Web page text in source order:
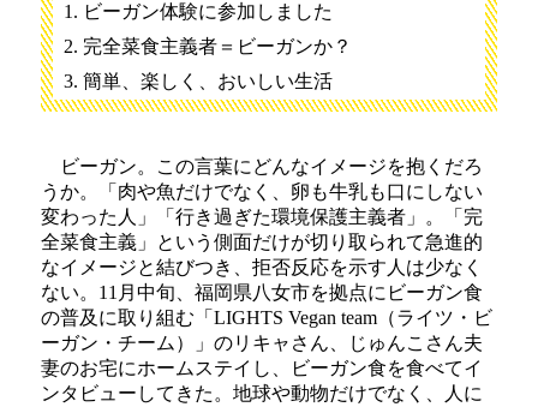
ビーガン体験に参加しました
完全菜食主義者＝ビーガンか？
簡単、楽しく、おいしい生活
ビーガン。この言葉にどんなイメージを抱くだろ
うか。「肉や魚だけでなく、卵も牛乳も口にしない
変わった人」「行き過ぎた環境保護主義者」。「完
全菜食主義」という側面だけが切り取られて急進的
なイメージと結びつき、拒否反応を示す人は少なく
ない。11月中旬、福岡県八女市を拠点にビーガン食
の普及に取り組む「LIGHTS Vegan team（ライツ・ビ
ーガン・チーム）」のリキャさん、じゅんこさん夫
妻のお宅にホームステイし、ビーガン食を食べてイ
ンタビューしてきた。地球や動物だけでなく、人に